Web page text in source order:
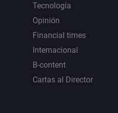
Tecnología
Opinión
Financial times
Internacional
B-content
Cartas al Director